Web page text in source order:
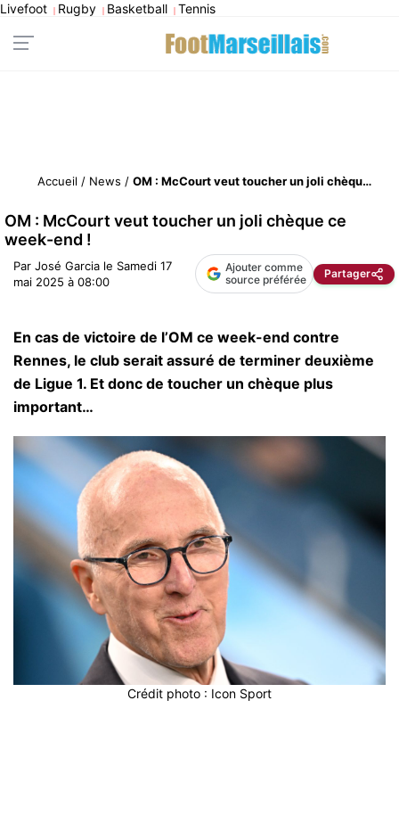
Livefoot | Rugby | Basketball | Tennis
Accueil / News / OM : McCourt veut toucher un joli chèque ce week-end !
OM : McCourt veut toucher un joli chèque ce
week-end !
Par José Garcia le Samedi 17
mai 2025 à 08:00
Ajouter comme
source préférée
Partager
En cas de victoire de l’OM ce week-end contre
Rennes, le club serait assuré de terminer deuxième
de Ligue 1. Et donc de toucher un chèque plus
important…
Crédit photo : Icon Sport